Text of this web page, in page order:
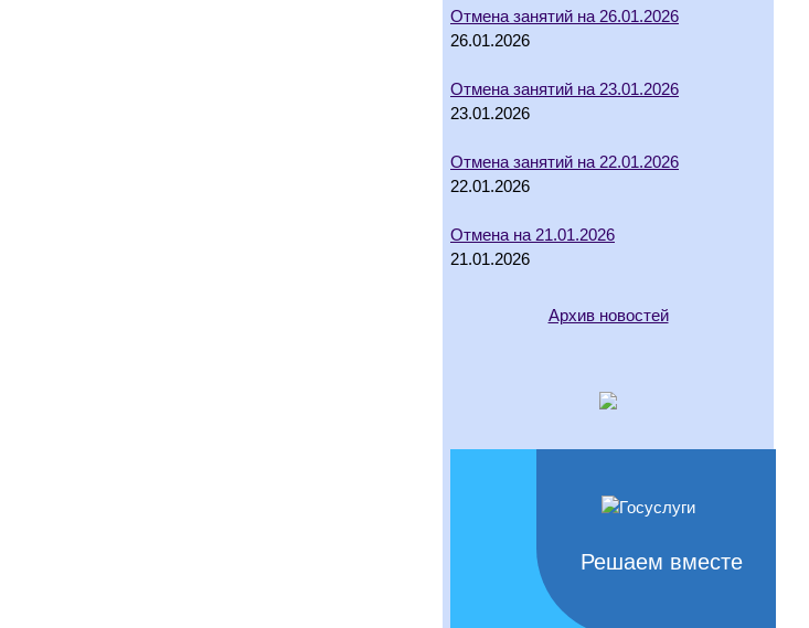
Отмена занятий на 26.01.2026
26.01.2026
Отмена занятий на 23.01.2026
23.01.2026
Отмена занятий на 22.01.2026
22.01.2026
Отмена на 21.01.2026
21.01.2026
Архив новостей
Решаем вместе